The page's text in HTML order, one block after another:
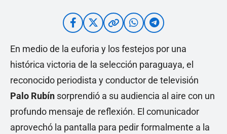
En medio de la euforia y los festejos por una
histórica victoria de la selección paraguaya, el
reconocido periodista y conductor de televisión
Palo Rubín sorprendió a su audiencia al aire con un
profundo mensaje de reflexión. El comunicador
aprovechó la pantalla para pedir formalmente a la